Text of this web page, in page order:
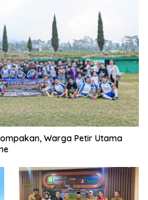
Warga Petir Utama